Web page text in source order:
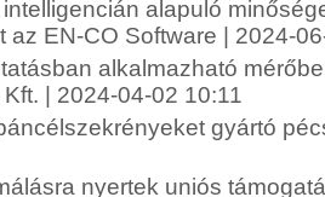
alapuló
az EN-CO Software | 2024-
alkalmazható
| 2024-04-02 10:11
gyártó
nyertek uniós